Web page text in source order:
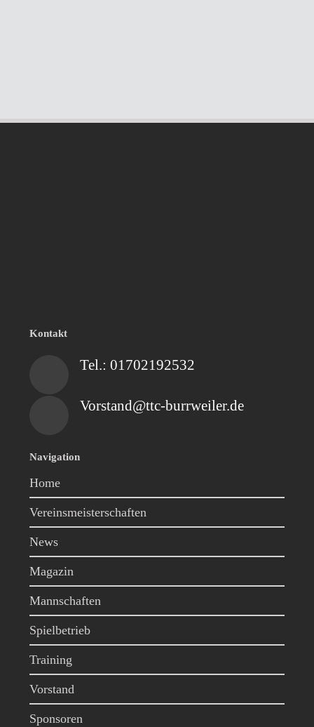
Navigation
Home
Vereinsmeisterschaften
News
Magazin
Mannschaften
Spielbetrieb
Training
Vorstand
Sponsoren
Kontakt
Tel.: 01702192532
Vorstand@ttc-burrweiler.de